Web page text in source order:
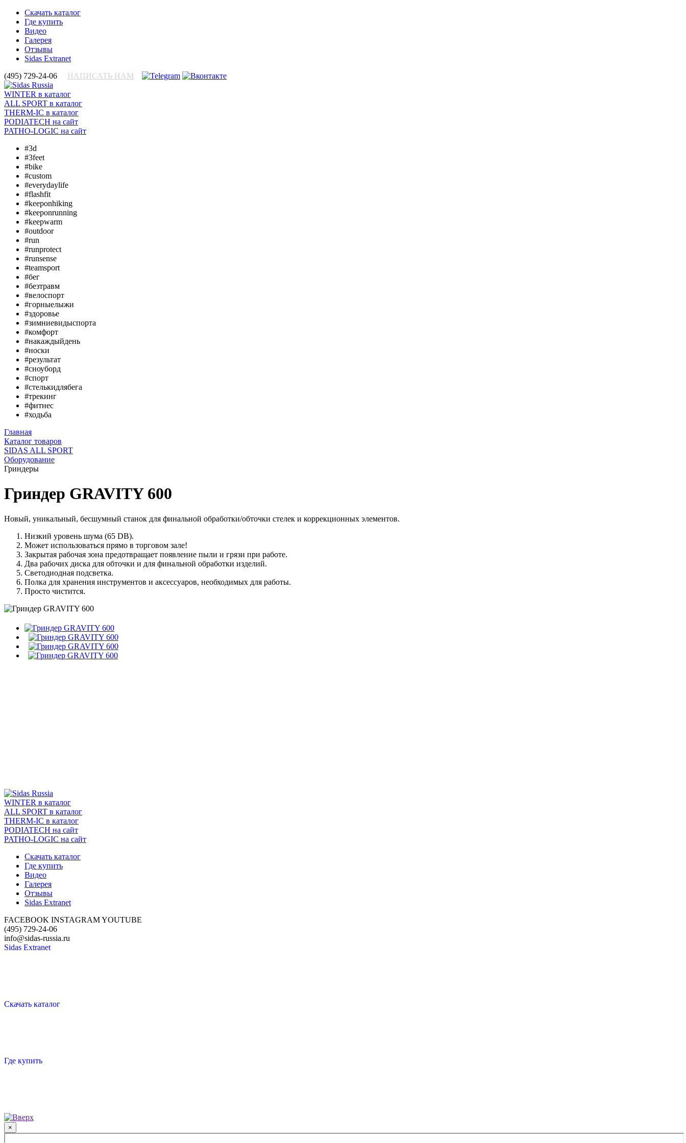
Скачать каталог
Где купить
Видео
Галерея
Отзывы
Sidas Extranet
(495) 729-24-06
НАПИСАТЬ НАМ
WINTER в каталог
ALL SPORT в каталог
THERM-IC в каталог
PODIATECH на сайт
PATHO-LOGIC на сайт
#3d
#3feet
#bike
#custom
#everydaylife
#flashfit
#keeponhiking
#keeponrunning
#keepwarm
#outdoor
#run
#runprotect
#runsense
#teamsport
#бег
#безтравм
#велоспорт
#горныелыжи
#здоровье
#зимниевидыспорта
#комфорт
#накаждыйдень
#носки
#результат
#сноуборд
#спорт
#стелькидлябега
#трекинг
#фитнес
#ходьба
Главная
Каталог товаров
SIDAS ALL SPORT
Оборудование
Гриндеры
Гриндер GRAVITY 600
Новый, уникальный, бесшумный станок для финальной обработки/обточки стелек и коррекционных элементов.
Низкий уровень шума (65 DB).
Может использоваться прямо в торговом зале!
Закрытая рабочая зона предотвращает появление пыли и грязи при работе.
Два рабочих диска для обточки и для финальной обработки изделий.
Светодиодная подсветка.
Полка для хранения инструментов и аксессуаров, необходимых для работы.
Просто чистится.
WINTER в каталог
ALL SPORT в каталог
THERM-IC в каталог
PODIATECH на сайт
PATHO-LOGIC на сайт
Скачать каталог
Где купить
Видео
Галерея
Отзывы
Sidas Extranet
FACEBOOK INSTAGRAMYOUTUBE
(495) 729-24-06
info@sidas-russia.ru
Sidas Extranet
Скачать каталог
Где купить
×